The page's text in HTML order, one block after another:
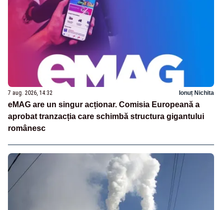
7 aug. 2026, 14:32 Ionuț Nichita
eMAG are un singur acționar. Comisia Europeană a
aprobat tranzacția care schimbă structura gigantului
românesc